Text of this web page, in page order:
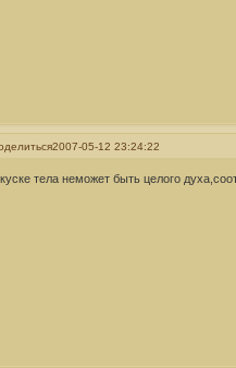
2007-05-12 23:24:22
тела неможет быть целого